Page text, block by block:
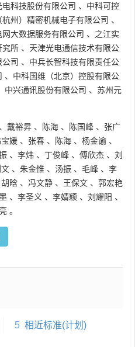
电科技股份有限公司 、 中科可控
杭州）精密机械电子有限公司 、
网大数据服务有限公司 、 之江实
究所 、 天津光电通信技术有限公
司 、 中兵长智科技有限责任公
、 中科国维（北京）控股有限公
中兴通讯股份有限公司 、 苏州元
、 戴裕昇 、 陈海 、 陈国峰 、 张广
媛 、 张春 、 陈海 、 杨金谕 、
、 李炜 、 丁俊峰 、 傅欣杰 、 刘
、 朱金惟 、 汤振 、 毛峰 、 李
胡晗 、 冯文静 、 王保文 、 郭宏艳
、 李圣义 、 李婧颖 、 刘耀阳 、
。
5 相近标准(计划)